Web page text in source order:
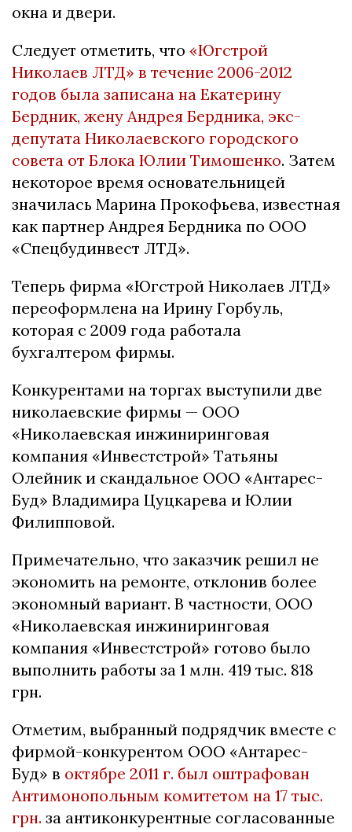
окна и двери.
Следует отметить, что «Югстрой
Николаев ЛТД» в течение 2006-2012
годов была записана на Екатерину
Бердник, жену Андрея Бердника, экс-
депутата Николаевского городского
совета от Блока Юлии Тимошенко. Затем
некоторое время основательницей
значилась Марина Прокофьева, известная
как партнер Андрея Бердника по ООО
«Спецбудинвест ЛТД».
Теперь фирма «Югстрой Николаев ЛТД»
переоформлена на Ирину Горбуль,
которая с 2009 года работала
бухгалтером фирмы.
Конкурентами на торгах выступили две
николаевские фирмы — ООО
«Николаевская инжиниринговая
компания «Инвестстрой» Татьяны
Олейник и скандальное ООО «Антарес-
Буд» Владимира Цуцкарева и Юлии
Филипповой.
Примечательно, что заказчик решил не
экономить на ремонте, отклонив более
экономный вариант. В частности, ООО
«Николаевская инжиниринговая
компания «Инвестстрой» готово было
выполнить работы за 1 млн. 419 тыс. 818
грн.
Отметим, выбранный подрядчик вместе с
фирмой-конкурентом ООО «Антарес-
Буд» в октябре 2011 г. был оштрафован
Антимонопольным комитетом на 17 тыс.
грн. за антиконкурентные согласованные